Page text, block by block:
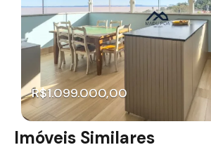
R$1.099.000,00
Imóveis Similares